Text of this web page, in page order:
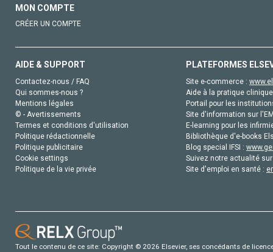
MON COMPTE
CRÉER UN COMPTE
AIDE & SUPPORT
Contactez-nous / FAQ
Qui sommes-nous ?
Mentions légales
© - Avertissements
Termes et conditions d'utilisation
Politique rédactionnelle
Politique publicitaire
Cookie settings
Politique de la vie privée
PLATEFORMES
Site e-commerce :
Aide à la pratique
Portail pour les
Site d'information sur
E-learning pour les
Bibliothèque d'e-books
Blog special IFSI :
Suivez notre actualité
Site d'emploi en santé :
Tout le contenu de ce site: Copyright © 2026 Elsevier, ses concédants de